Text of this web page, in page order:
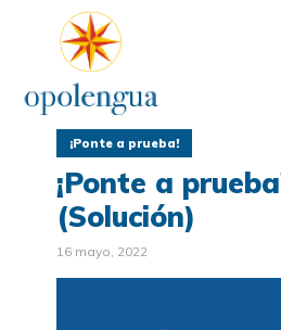
¡Ponte a prueba!
¡Ponte a
(Solución)
16 mayo, 2022